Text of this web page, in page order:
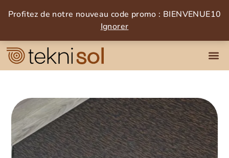
Profitez de notre nouveau code promo : BIENVENUE10
Ignorer